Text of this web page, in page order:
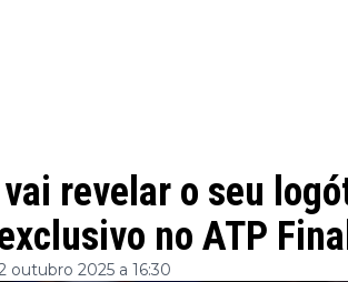
revelar o seu
no ATP
outubro 2025 a 16:30